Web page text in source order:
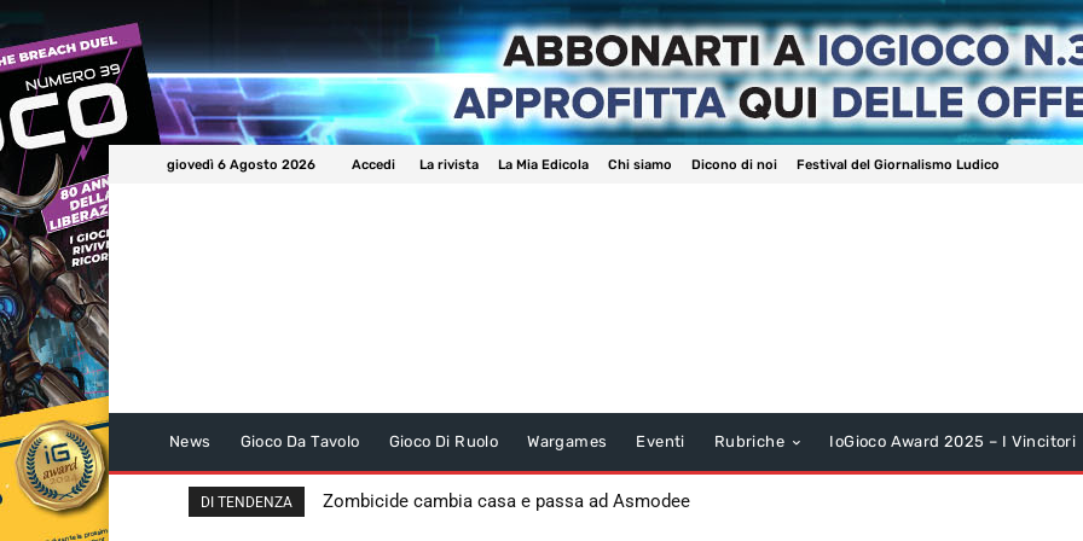
giovedì 6 Agosto 2026 Accedi La rivista La Mia Edicola Chi siamo Dicono di noi Festival del Giornalismo Ludico
News Gioco Da Tavolo Gioco Di Ruolo Wargames Eventi Rubriche IoGioco Award 2025 – I Vincitori
DI TENDENZA Zombicide cambia casa e passa ad Asmodee